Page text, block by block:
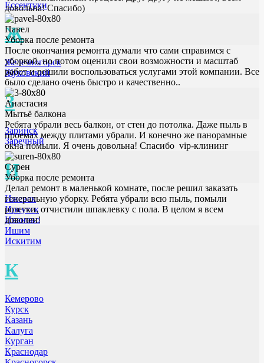
Ессентуки
Ж
Железногорск
Жуковский
З
Заринск
Заречный
И
Ижевск
Иркутск
Иваново
Ишим
Искитим
К
Кемерово
Курск
Казань
Калуга
Курган
Краснодар
довольна! Спасибо)
Павел
Уборка после ремонта
После окончания ремонта думали что сами справимся с
уборкой, но потом оценили свои возможности и масштаб
работ и решили воспользоваться услугами этой компании. Все
было сделано очень быстро и качественно..
Анастасия
Мытьё балкона
Ребята убрали весь балкон, от стен до потолка. Даже пыль в
проемах между плитами убрали. И конечно же панорамные
окна помыли. Я очень довольна! Спасибо vip-клининг
Сурен
Уборка после ремонта
Делал ремонт в маленькой комнате, после решил заказать
генеральную уборку. Ребята убрали всю пыль, помыли
розетки, отчистили шпаклевку с пола. В целом я всем
доволен!